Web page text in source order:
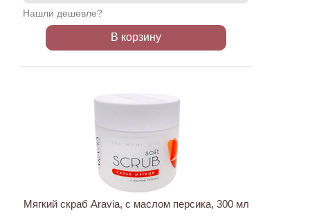
Нашли дешевле?
В корзину
Мягкий скраб Aravia, с маслом персика, 300 мл